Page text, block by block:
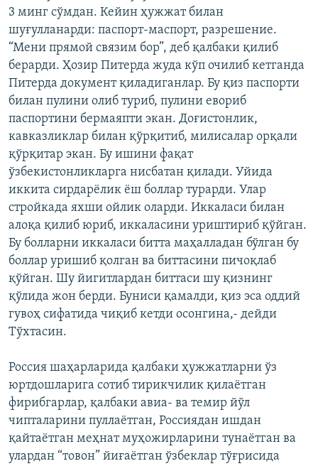
3 минг сўмдан. Кейин ҳужжат билан
шуғулланарди: паспорт-маспорт, разрешение.
“Мени прямой связим бор”, деб қалбаки қилиб
берарди. Ҳозир Питерда жуда кўп очилиб кетганда
Питерда документ қиладиганлар. Бу қиз паспорти
билан пулини олиб туриб, пулини евориб
паспортини бермаяпти экан. Доғистонлик,
кавказликлар билан қўрқитиб, милисалар орқали
қўрқитар экан. Бу ишини фақат
ўзбекистонликларга нисбатан қилади. Уйида
иккита сирдарёлик ёш боллар турарди. Улар
стройкада яхши ойлик оларди. Иккаласи билан
алоқа қилиб юриб, иккаласини уриштириб қўйган.
Бу болларни иккаласи битта маҳалладан бўлган бу
боллар уришиб қолган ва биттасини пичоқлаб
қўйган. Шу йигитлардан биттаси шу қизнинг
қўлида жон берди. Буниси қамалди, қиз эса оддий
гувоҳ сифатида чиқиб кетди осонгина,- дейди
Тўхтасин.
Россия шаҳарларида қалбаки ҳужжатларни ўз
юртдошларига сотиб тирикчилик қилаётган
фирибгарлар, қалбаки авиа- ва темир йўл
чипталарини пуллаётган, Россиядан ишдан
қайтаётган меҳнат муҳожирларини тунаётган ва
улардан “товон” йиғаётган ўзбеклар тўғрисида